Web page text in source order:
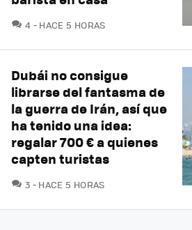
4 COMENTARIOS
HACE 5 HORAS
Dubái no consigue
librarse del fantasma de
la guerra de Irán, así que
ha tenido una idea:
regalar 700 € a quienes
capten turistas
3 COMENTARIOS
HACE 5 HORAS